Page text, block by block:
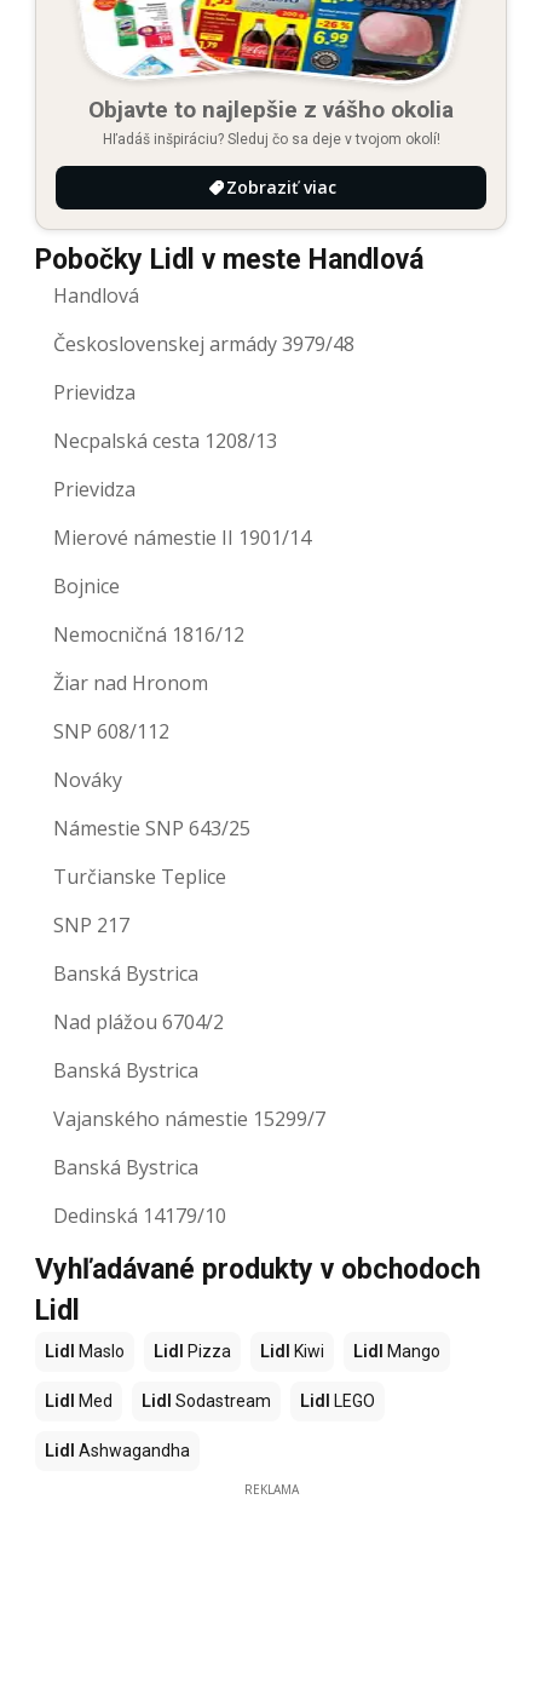
Objavte to najlepšie z vášho okolia
Hľadáš inšpiráciu? Sleduj čo sa deje v tvojom okolí!
Zobraziť viac
Pobočky Lidl v meste Handlová
Handlová
Československej armády 3979/48
Prievidza
Necpalská cesta 1208/13
Prievidza
Mierové námestie II 1901/14
Bojnice
Nemocničná 1816/12
Žiar nad Hronom
SNP 608/112
Nováky
Námestie SNP 643/25
Turčianske Teplice
SNP 217
Banská Bystrica
Nad plážou 6704/2
Banská Bystrica
Vajanského námestie 15299/7
Banská Bystrica
Dedinská 14179/10
Vyhľadávané produkty v obchodoch
Lidl
Lidl Maslo Lidl Pizza Lidl Kiwi Lidl Mango
Lidl Med Lidl Sodastream Lidl LEGO
Lidl Ashwagandha
REKLAMA